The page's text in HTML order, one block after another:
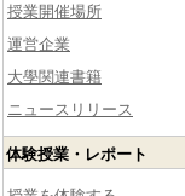
授業開催場所
運営企業
大學関連書籍
ニュースリリース
体験授業・レポート